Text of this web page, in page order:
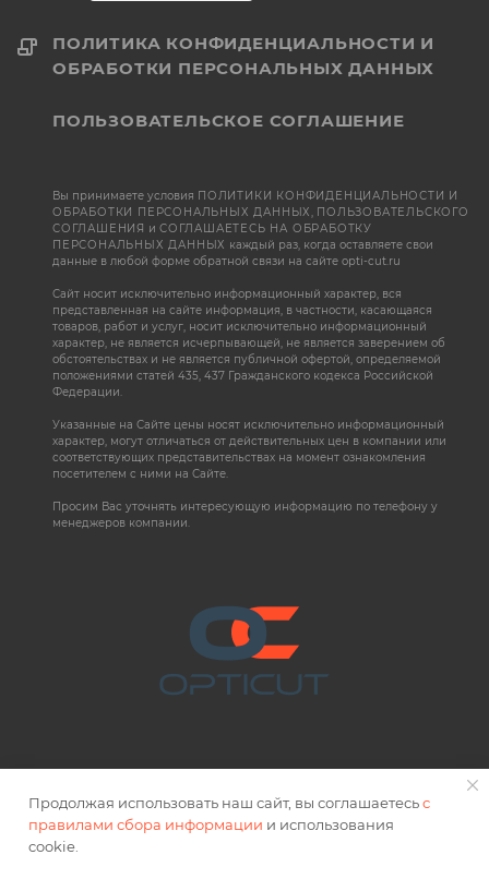
ПОЛИТИКА КОНФИДЕНЦИАЛЬНОСТИ И
ОБРАБОТКИ ПЕРСОНАЛЬНЫХ ДАННЫХ
ПОЛЬЗОВАТЕЛЬСКОЕ СОГЛАШЕНИЕ
Вы принимаете условия ПОЛИТИКИ КОНФИДЕНЦИАЛЬНОСТИ И
ОБРАБОТКИ ПЕРСОНАЛЬНЫХ ДАННЫХ, ПОЛЬЗОВАТЕЛЬСКОГО
СОГЛАШЕНИЯ иСОГЛАШАЕТЕСЬ НА ОБРАБОТКУ
ПЕРСОНАЛЬНЫХ ДАННЫХ каждый раз, когда оставляете свои
данные в любой форме обратной связи на сайте opti-cut.ru
Сайт носит исключительно информационный характер, вся
представленная на сайте информация, в частности, касающаяся
товаров, работ и услуг, носит исключительно информационный
характер, не является исчерпывающей, не является заверением об
обстоятельствах и не является публичной офертой, определяемой
положениями статей 435, 437 Гражданского кодекса Российской
Федерации.
Указанные на Сайте цены носят исключительно информационный
характер, могут отличаться от действительных цен в компании или
соответствующих представительствах на момент ознакомления
посетителем с ними на Сайте.
Просим Вас уточнять интересующую информацию по телефону у
менеджеров компании.
2026 © OPTICUT
Продолжая использовать наш сайт, вы соглашаетесьс
правилами сбора информации и использования
cookie.